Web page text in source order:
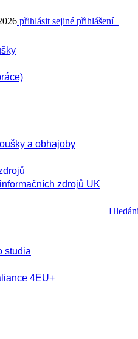
přihlásit sejiné přihlášení
a obhajoby
zdrojů UK
studia
4EU+